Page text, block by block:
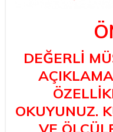
DEĞERLİ
OKUYUNUZ.
VE